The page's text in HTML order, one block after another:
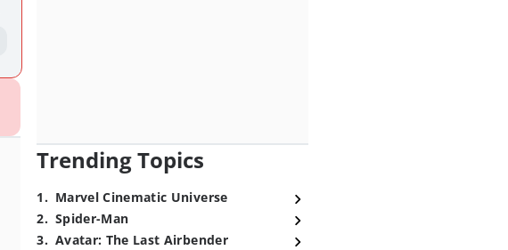
Trending Topics
1. Marvel Cinematic Universe
2. Spider-Man
3. Avatar: The Last Airbender